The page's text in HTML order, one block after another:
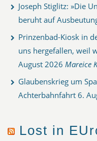
Joseph Stiglitz: »Die
beruht auf
Prinzenbad-Kiosk in
uns hergefallen, weil
August 2026 Mareice
Glaubenskrieg um
Achterbahnfahrt 6.
Lost in